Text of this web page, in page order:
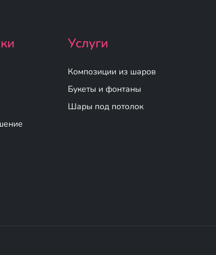
Услуги
Композиции из шаров
Букеты и фонтаны
Шары под потолок